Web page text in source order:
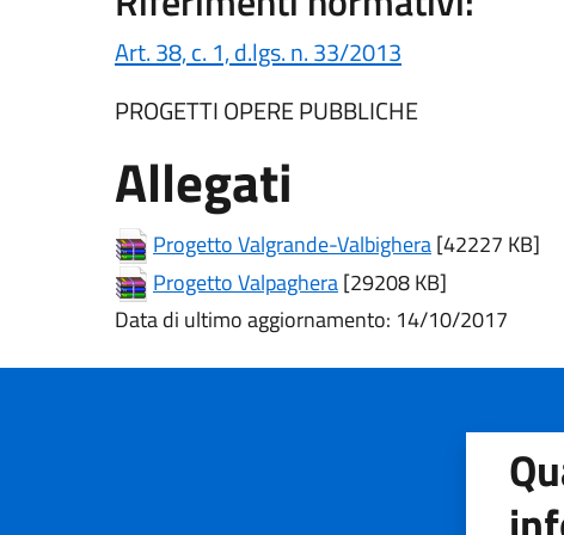
Art. 38, c. 1, d.lgs. n. 33/2013
PROGETTI OPERE PUBBLICHE
Allegati
Progetto Valgrande-Valbighera(apre in
[42227 KB]
Progetto Valpaghera(apre in un'altra scheda).
[29208 KB]
Data di ultimo aggiornamento: 14/10/2017